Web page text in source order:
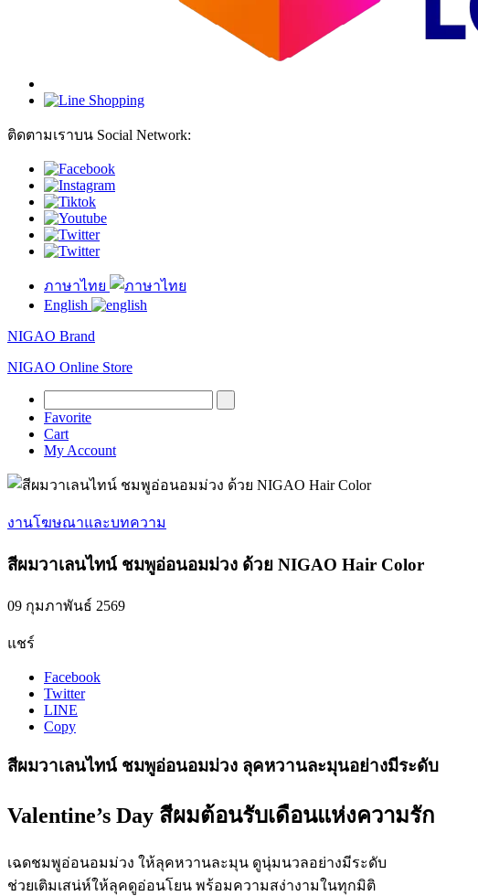
ติดตามเราบน Social Network:
ภาษาไทย
English
NIGAO Brand
NIGAO Online Store
Favorite
Cart
My Account
งานโฆษณาและบทความ
สีผมวาเลนไทน์ ชมพูอ่อนอมม่วง ด้วย NIGAO Hair Color
09 กุมภาพันธ์ 2569
แชร์
Facebook
Twitter
LINE
Copy
สีผมวาเลนไทน์ ชมพูอ่อนอมม่วง ลุคหวานละมุนอย่างมีระดับ
Valentine’s Day สีผมต้อนรับเดือนแห่งความรัก
เฉดชมพูอ่อนอมม่วง ให้ลุคหวานละมุน ดูนุ่มนวลอย่างมีระดับ
ช่วยเติมเสน่ห์ให้ลุคดูอ่อนโยน พร้อมความสง่างามในทุกมิติ